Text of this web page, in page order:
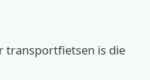
transportfietsen is die